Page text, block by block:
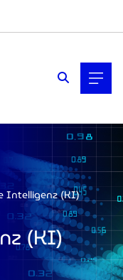
Intelligenz (KI)
(KI)